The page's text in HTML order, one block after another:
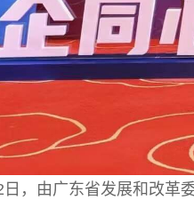
，由广东省发展和改革